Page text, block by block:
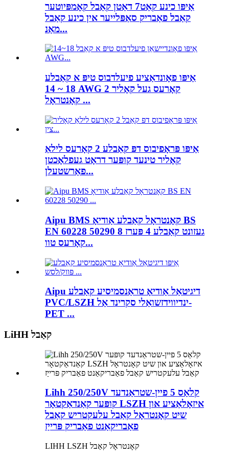
אַיפּו כינע קאַט7 דאַטן קאַבל קאָמפּיוטער
קאַבל פאַבריק סאַפּלייער אין כינע קאַבל
מאַנ...
אַיפּו פאָונדאַציע פיעלדבוס טיפּ א קאַבלע
18 ~ 14 AWG 2 קאָרעס געל קאָליר
קאָנטראָל ...
אַיפּו פּראָפיבוס דפּ קאַבלע 2 קאָרעס לילאַ
קאָליר טינעד קופּער דראָט געפלאָכטן
פאַרשטעלן...
Aipu BMS קאָנטראָל קאַבלע אַודיאָ BS
EN 60228 50290 געזונט קאַבלע 4 פּערז 8
קאָרעס טוו...
Aipu דיגיטאַל אַודיאָ טראַנסמיסיע קאַבלע
PVC/LSZH ינדיווידזשואַלי סקרינד אַל-
PET ...
LiHH קאַבל
Lihh 250/250V קלאַס 5 פיין-שטראַנדעד
קופּער קאַנדאַקטאָר LSZH איזאָלאַציע און
שיט קאָנטראָל קאַבל עלעקטריש קאַבל
פאַבריקאַנט פאַבריק פּרייַז
LIHH LSZH קאָנטראָל קאַבל